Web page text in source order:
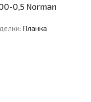
0,5 Norman
Планка